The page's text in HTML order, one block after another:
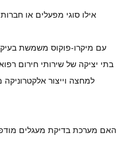
למחצה וייצור